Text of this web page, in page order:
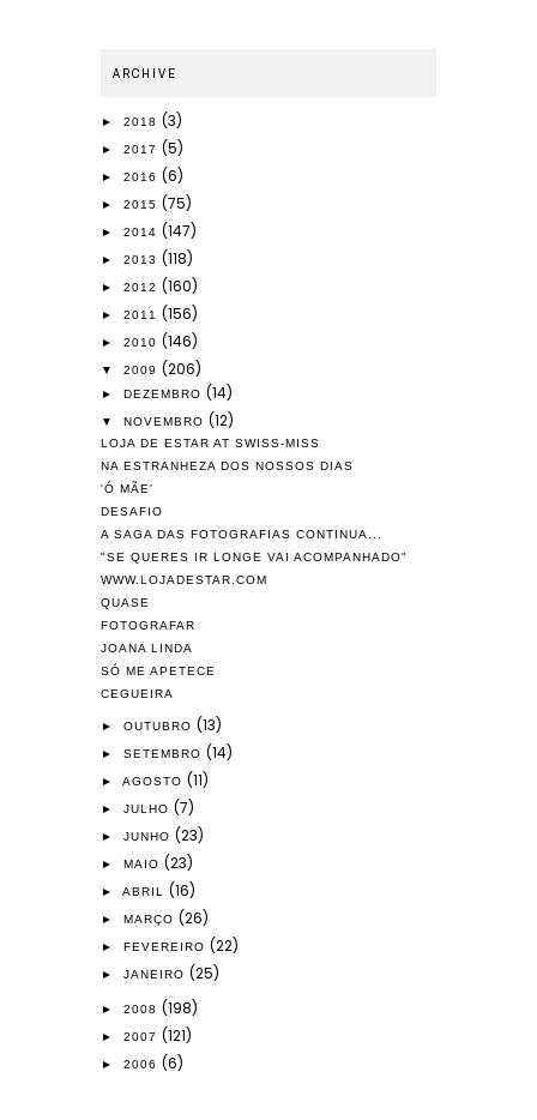
ARCHIVE
► 2018 (3)
► 2017 (5)
► 2016 (6)
► 2015 (75)
► 2014 (147)
► 2013 (118)
► 2012 (160)
► 2011 (156)
► 2010 (146)
▼ 2009 (206)
► DEZEMBRO (14)
▼ NOVEMBRO (12)
LOJA DE ESTAR AT SWISS-MISS
NA ESTRANHEZA DOS NOSSOS DIAS
'Ó MÃE'
DESAFIO
A SAGA DAS FOTOGRAFIAS CONTINUA...
"SE QUERES IR LONGE VAI ACOMPANHADO"
WWW.LOJADESTAR.COM
QUASE
FOTOGRAFAR
JOANA LINDA
SÓ ME APETECE
CEGUEIRA
► OUTUBRO (13)
► SETEMBRO (14)
► AGOSTO (11)
► JULHO (7)
► JUNHO (23)
► MAIO (23)
► ABRIL (16)
► MARÇO (26)
► FEVEREIRO (22)
► JANEIRO (25)
► 2008 (198)
► 2007 (121)
► 2006 (6)